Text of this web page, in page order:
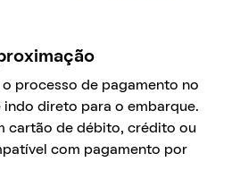
processo de pagamento no
indo direto para o embarque.
cartão de débito, crédito ou
com pagamento por